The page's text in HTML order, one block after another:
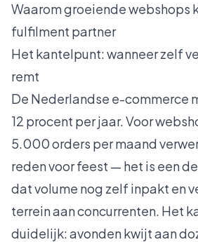
Waarom groeiende webshops
fulfilment partner
Het kantelpunt: wanneer zelf
remt
De Nederlandse e-commerce
12 procent per jaar. Voor
5.000 orders per maand
reden voor feest — het is een
dat volume nog zelf inpakt en
terrein aan concurrenten. Het
duidelijk: avonden kwijt aan